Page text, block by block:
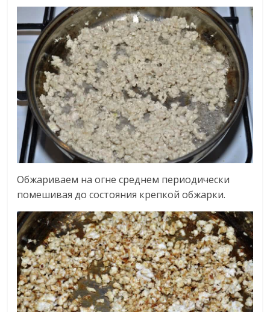
Обжариваем на огне среднем периодически
помешивая до состояния крепкой обжарки.